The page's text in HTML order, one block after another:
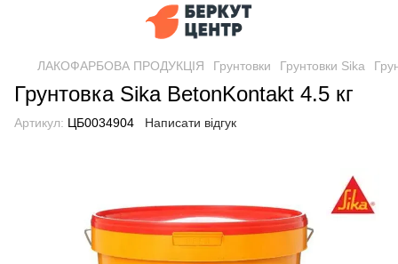
ЛАКОФАРБОВА ПРОДУКЦІЯ Грунтовки Грунтовки Sika
Грунтовка Sika BetonKontakt 4.5 кг
Артикул: ЦБ0034904 Написати відгук